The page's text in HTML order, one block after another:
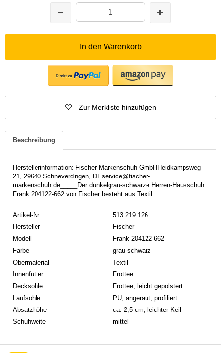
In den Warenkorb
Zur Merkliste hinzufügen
Beschreibung
Herstellerinformation: Fischer Markenschuh GmbHHeidkampsweg
21, 29640 Schneverdingen, DEservice@fischer-
markenschuh.de_____Der dunkelgrau-schwarze Herren-Hausschuh
Frank 204122-662 von Fischer besteht aus Textil.
Artikel-Nr.
513 219 126
Hersteller
Fischer
Modell
Frank 204122-662
Farbe
grau-schwarz
Obermaterial
Textil
Innenfutter
Frottee
Decksohle
Frottee, leicht gepolstert
Laufsohle
PU, angeraut, profiliert
Absatzhöhe
ca. 2,5 cm, leichter Keil
Schuhweite
mittel